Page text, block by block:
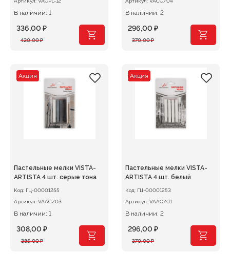
В наличии: 1
420,00₽
Первоначальная
420,00 ₽.
336,00 ₽
Текущая
В наличии: 2
370,00₽
Первоначальная
370,00 ₽.
296,00 ₽
Текущая
Акция
Пастельные мелки VISTA-
ARTISTA 4 шт. серые тона
Код: ГЦ-00001255
Артикул: VAAC/03
В наличии: 1
385,00₽
Первоначальная
308,00 ₽
Текущая
Акция
Пастельные мелки VISTA-
ARTISTA 4 шт. белый
Код: ГЦ-00001253
Артикул: VAAC/01
В наличии: 2
370,00₽
Первоначальная
296,00 ₽
Текущая